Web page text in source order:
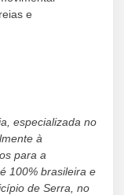
e
especializada no
à
para a
100% brasileira e
de Serra, no